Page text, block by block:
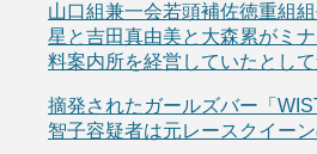
山口組兼一会若頭補佐徳重組
星と吉田真由美と大森累がミ
料案内所を経営していたとして
摘発されたガールズバー「
智子容疑者は元レースクイーン